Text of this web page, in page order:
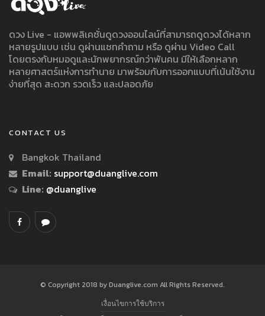
ดวง Live - แอพพลิเคชั่นดูดวงออนไลน์ที่สามารถดูดวงได้หลาก
หลายรูปแบบ เช่น ดูผ่านแชทคำถาม หรือ ดูผ่าน Video Call
โดยตรงกับหมอดูและนักพยากรณ์กว่าพันคน มีให้เลือกหลาก
หลายศาสตร์แห่งการทำนาย มาพร้อมกับการออกแบบที่เน้นใช้งาน
ง่ายที่สุด สะดวก รวดเร็ว และปลอดภัย
CONTACT US
Bangkok Thailand
Email: support@duanglive.com
Line: @duanglive
© Copyright 2018 by Duanglive.com All Rights Reserved.
เงื่อนไขการใช้บริการ